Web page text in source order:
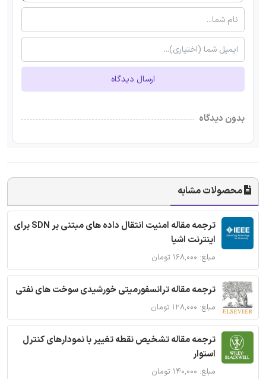
ارسال دیدگاه
بدون دیدگاه
محصولات مشابه
ترجمه مقاله امنیت انتقال داده های مبتنی بر SDN برای
اینترنت اشیا
مبلغ: ۱۶۸,۰۰۰ تومان
ترجمه مقاله ترانسفورمیتی خورشیدی سوخت های نفتی
مبلغ: ۱۲۸,۰۰۰ تومان
ترجمه مقاله تشخیص نقطه تغییر با نمودارهای کنترل
استوار
مبلغ: ۱۴۰,۰۰۰ تومان